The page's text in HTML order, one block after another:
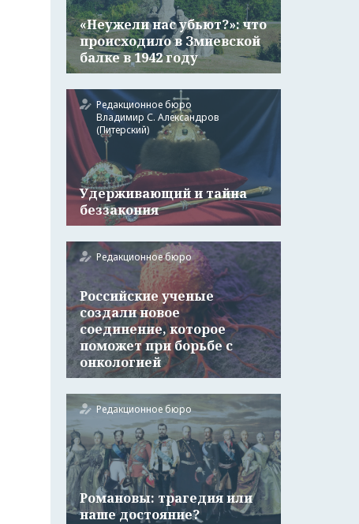
«Неужели нас убьют?»: что
происходило в Змиевской
балке в 1942 году
Редакционное бюро
Владимир С. Александров
(Питерский)
Удерживающий и тайна
беззакония
Редакционное бюро
Российские ученые
создали новое
соединение, которое
поможет при борьбе с
онкологией
Редакционное бюро
Романовы: трагедия или
наше достояние?